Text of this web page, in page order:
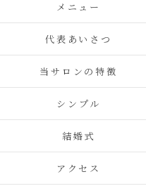
メニュー
代表あいさつ
当サロンの特徴
シンプル
結婚式
アクセス